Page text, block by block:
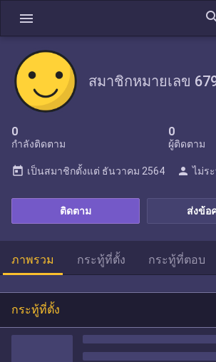
menu
สมาชิกหมายเลข
0
กำลังติดตาม
0
ผู้ติดตาม
ส่งข้อ
ติดตาม
today เป็นสมาชิกตั้งแต่ ธันวาคม 2564 person ไม่ร
ภาพรวม กระทู้ที่ตั้ง กระทู้ที่ตอบ
กระทู้ที่ตั้ง